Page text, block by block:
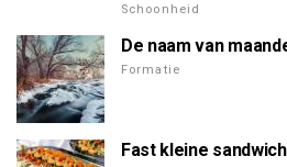
Schoonheid
De naam van
Formatie
Fast kleine